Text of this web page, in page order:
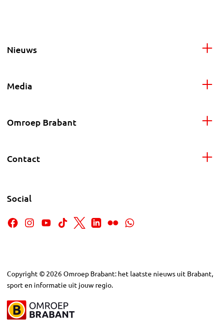
Nieuws
Media
Omroep Brabant
Contact
Social
Copyright © 2026Omroep Brabant: het laatste nieuws uit Brabant,
sport en informatie uit jouw regio.